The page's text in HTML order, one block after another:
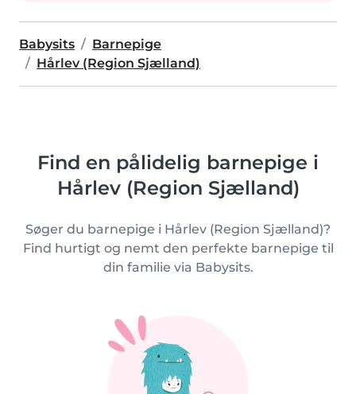
Babysits
Barnepige
Hårlev (Region Sjælland)
Find en pålidelig barnepige i
Hårlev (Region Sjælland)
Søger du barnepige i Hårlev (Region Sjælland)?
Find hurtigt og nemt den perfekte barnepige til
din familie via Babysits.